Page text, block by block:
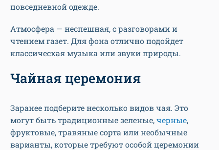
повседневной одежде.
Атмосфера — неспешная, с разговорами и
чтением газет. Для фона отлично подойдет
классическая музыка или звуки природы.
Чайная церемония
Заранее подберите несколько видов чая. Это
могут быть традиционные зеленые,черные,
фруктовые, травяные сорта или необычные
варианты, которые требуют особой церемонии